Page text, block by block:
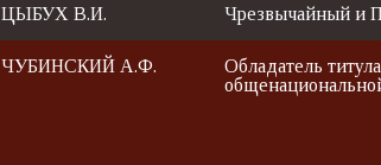
ЦЫБУХ В.И. Чрезвычайный и
ЧУБИНСКИЙ А.Ф.
Обладатель